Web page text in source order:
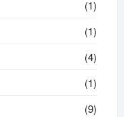
(1)
(1)
(4)
(1)
(9)